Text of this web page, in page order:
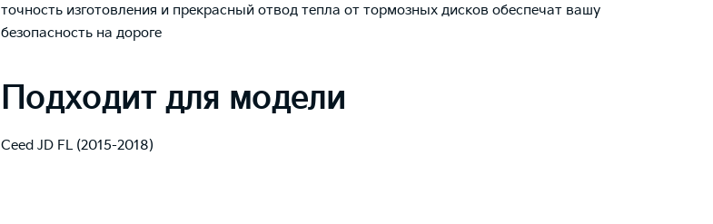
точность изготовления и прекрасный отвод тепла от тормозных дисков обеспечат вашу
безопасность на дороге
Подходит для модели
Ceed JD FL (2015-2018)